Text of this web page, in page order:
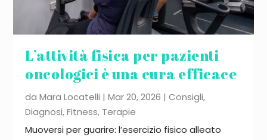
L’attività fisica per pazienti
oncologici è una cura efficace
daMara Locatelli |Mar 20, 2026 |Consigli,
Diagnosi,Fitness, Terapie
Muoversi per guarire: l’esercizio fisico alleato